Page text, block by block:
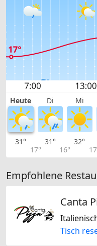
Heute Di Mi
31°
17°
31°
16°
32°
Empfohlene
Canta
Tisch